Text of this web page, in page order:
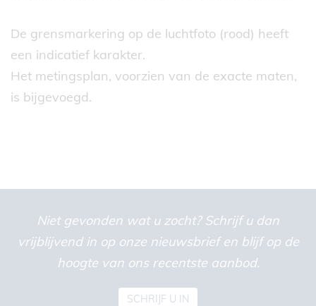
De grensmarkering op de luchtfoto (rood) heeft
een indicatief karakter.
Het metingsplan, voorzien van de exacte maten,
is bijgevoegd.
Niet gevonden wat u zocht? Schrijf u dan
vrijblijvend in op onze nieuwsbrief en blijf op de
hoogte van ons recentste aanbod.
SCHRIJF U IN